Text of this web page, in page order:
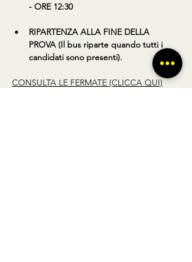
- ORE 12:30
RIPARTENZA ALLA FINE DELLA
PROVA (Il bus riparte quando tutti i
candidati sono presenti).
CONSULTA LE FERMATE (CLICCA QUI)